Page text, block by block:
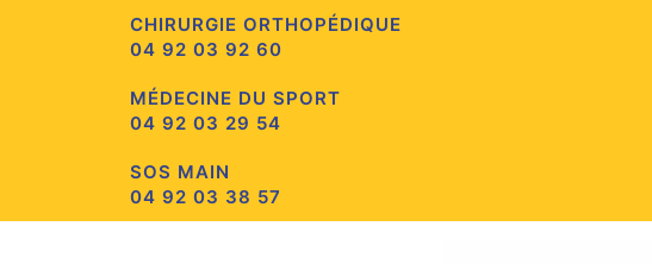
CHIRURGIE ORTHOPÉDIQUE
04 92 03 92 60
MÉDECINE DU SPORT
04 92 03 29 54
SOS MAIN
04 92 03 38 57